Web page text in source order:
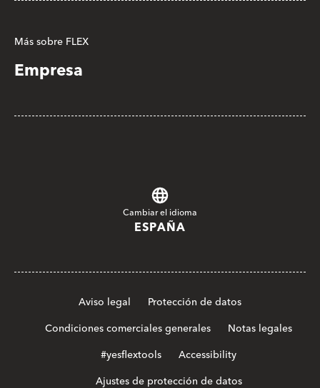
Más sobre FLEX
Empresa
Cambiar el idioma
ESPAÑA
Aviso legal
Protección de datos
Condiciones comerciales generales
Notas legales
#yesflextools
Accessibility
Ajustes de protección de datos